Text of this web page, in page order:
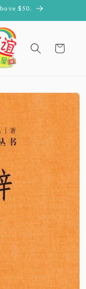
$50.
Cart